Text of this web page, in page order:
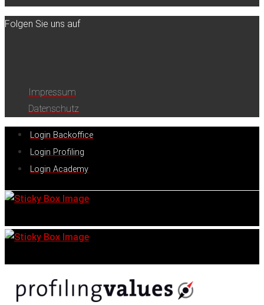
Folgen Sie uns auf
Impressum
Datenschutz
Login Backoffice
Login Profiling
Login Academy